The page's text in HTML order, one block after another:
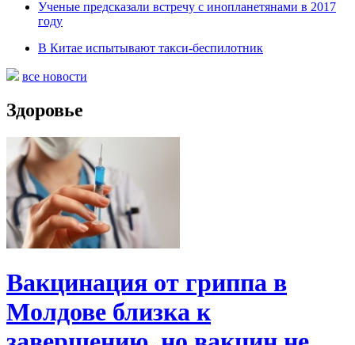
Ученые предсказали встречу с инопланетянами в 2017
году
В Китае испытывают такси-беспилотник
все новости
Здоровье
Вакцинация от гриппа в
Молдове близка к